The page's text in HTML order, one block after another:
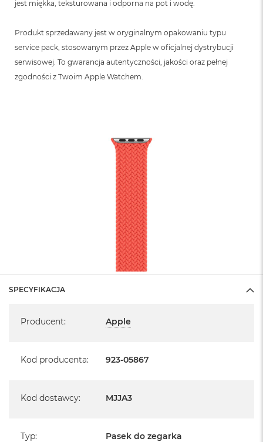
jest miękka, teksturowana i odporna na pot i wodę.
Produkt sprzedawany jest w oryginalnym opakowaniu typu
service pack, stosowanym przez Apple w oficjalnej dystrybucji
serwisowej. To gwarancja autentyczności, jakości oraz pełnej
zgodności z Twoim Apple Watchem.
SPECYFIKACJA
Producent: Apple
Kod producenta: 923-05867
Kod dostawcy: MJJA3
Typ: Pasek do zegarka